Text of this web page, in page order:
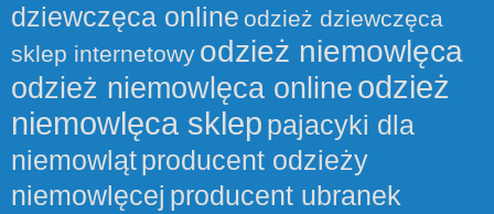
dziewczęca online odzież dziewczęca
sklep internetowy odzież niemowlęca
odzież niemowlęca online odzież
niemowlęca sklep pajacyki dla
niemowlątproducent odzieży
niemowlęcej producent ubranek